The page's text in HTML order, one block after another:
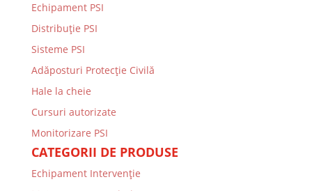
Echipament PSI
Distribuţie PSI
Sisteme PSI
Adăposturi Protecție Civilă
Hale la cheie
Cursuri autorizate
Monitorizare PSI
CATEGORII DE PRODUSE
Echipament Intervenție